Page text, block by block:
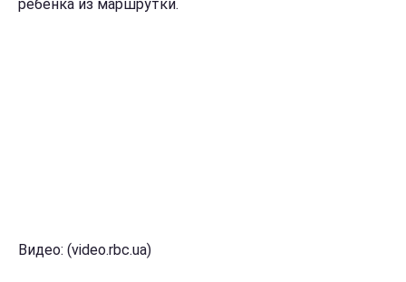
ребенка из маршрутки.
Видео: (video.rbc.ua)